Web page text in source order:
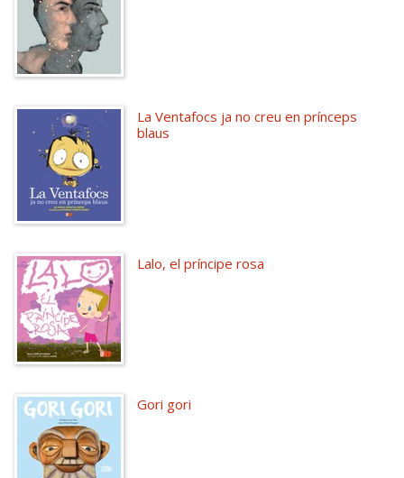
La Ventafocs ja no creu en prínceps
blaus
Lalo, el príncipe rosa
Gori gori